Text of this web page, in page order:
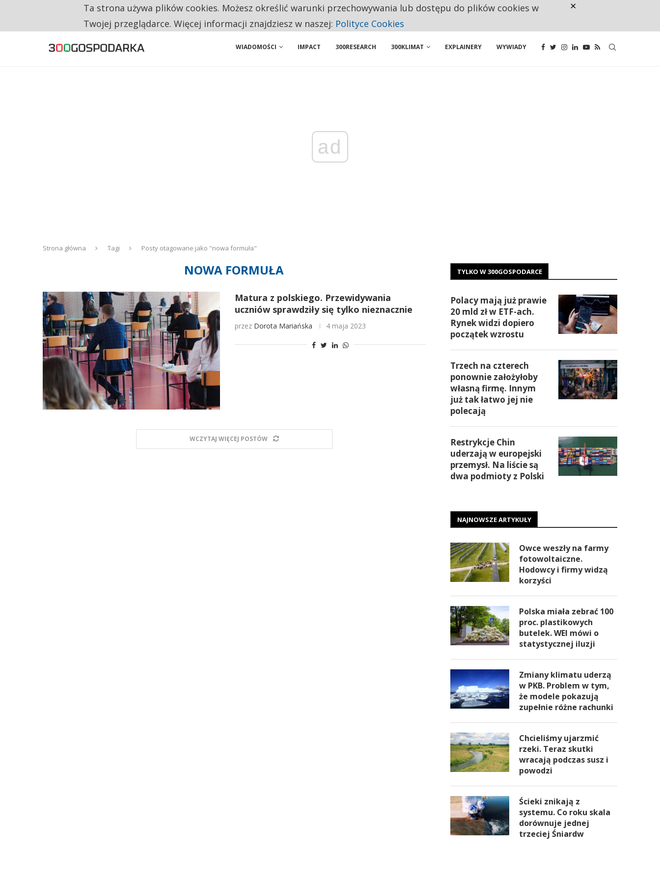
TRZECH NA CZTERECH PONOWNIE ZAŁOŻYŁOBY WŁASNĄ FIRMĘ. INNYM JUŻ TAK ŁATWO JEJ NIE POLECAJĄ
WIADOMOŚCI IMPACT 300RESEARCH 300KLIMAT EXPLAINERY WYWIADY
ad
Strona główna Tagi Posty otagowane jako "nowa formuła"
NOWA FORMUŁA
Matura z polskiego. Przewidywania
uczniów sprawdziły się tylko nieznacznie
przez Dorota Mariańska 4 maja 2023
WCZYTAJ WIĘCEJ POSTÓW
TYLKO W 300GOSPODARCE
Polacy mają już prawie
20 mld zł w ETF-ach.
Rynek widzi dopiero
początek wzrostu
Trzech na czterech
ponownie założyłoby
własną firmę. Innym
już tak łatwo jej nie
polecają
Restrykcje Chin
uderzają w europejski
przemysł. Na liście są
dwa podmioty z Polski
NAJNOWSZE ARTYKUŁY
Owce weszły na farmy
fotowoltaiczne.
Hodowcy i firmy widzą
korzyści
Polska miała zebrać 100
proc. plastikowych
butelek. WEI mówi o
statystycznej iluzji
Zmiany klimatu uderzą
w PKB. Problem w tym,
że modele pokazują
zupełnie różne rachunki
Chcieliśmy ujarzmić
rzeki. Teraz skutki
wracają podczas susz i
powodzi
Ścieki znikają z
systemu. Co roku skala
dorównuje jednej
trzeciej Śniardw
Ta strona używa plików cookies. Możesz określić warunki przechowywania lub dostępu do plików cookies w
Twojej przeglądarce. Więcej informacji znajdziesz w naszej: Polityce Cookies
×